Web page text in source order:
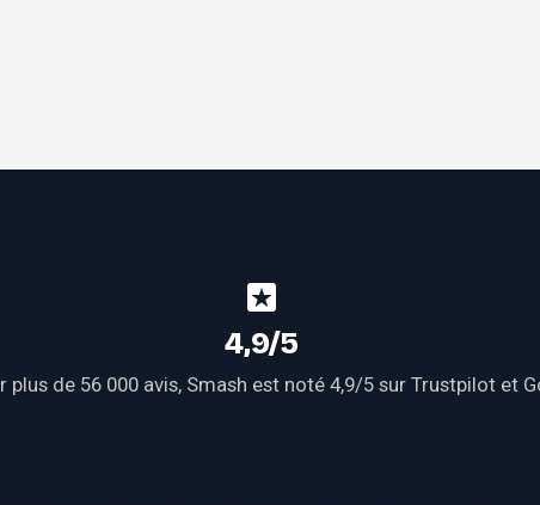
4,9/5
plus de 56 000 avis, Smash est noté 4,9/5 sur Trustpilot et